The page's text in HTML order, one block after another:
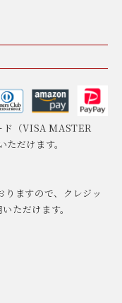
ド（VISA MASTER
だけます。
ますので、クレジッ
ただけます。